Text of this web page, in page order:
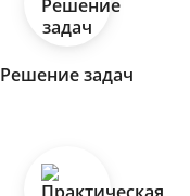
Решение задач